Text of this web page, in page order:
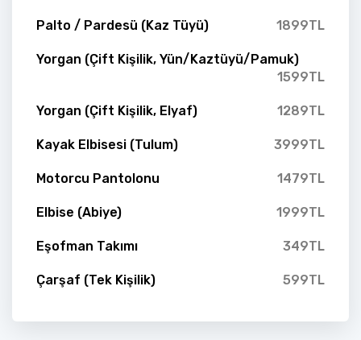
Palto / Pardesü (Kaz Tüyü) 1899TL
Yorgan (Çift Kişilik, Yün/Kaztüyü/Pamuk)
1599TL
Yorgan (Çift Kişilik, Elyaf) 1289TL
Kayak Elbisesi (Tulum) 3999TL
Motorcu Pantolonu 1479TL
Elbise (Abiye) 1999TL
Eşofman Takımı 349TL
Çarşaf (Tek Kişilik) 599TL